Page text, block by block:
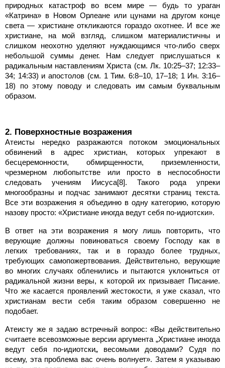
природных катастроф во всем мире — будь то ураган
«Катрина» в Новом Орлеане или цунами на другом конце
света — христиане откликаются гораздо охотнее. И все же
христиане, на мой взгляд, слишком материалистичны и
слишком неохотно уделяют нуждающимся что-либо сверх
небольшой суммы денег. Нам следует прислушаться к
радикальным наставлениям Христа (см. Лк. 10:25–37; 12:33–
34; 14:33) и апостолов (см. 1 Тим. 6:8–10, 17–18; 1 Ин. 3:16–
18) по этому поводу и следовать им самым буквальным
образом.
2. Поверхностные возражения
Атеисты нередко разражаются потоком эмоциональных
обвинений в адрес христиан, которых упрекают в
бесцеремонности, обмирщенности, приземленности,
чрезмерном любопытстве или просто в неспособности
следовать учениям Иисуса[8]. Такого рода упреки
многообразны и подчас занимают десятки страниц текста.
Все эти возражения я объединю в одну категорию, которую
назову просто: «Христиане иногда ведут себя по-идиотски».
В ответ на эти возражения я могу лишь повторить, что
верующие должны повиноваться своему Господу как в
легких требованиях, так и в гораздо более трудных,
требующих самопожертвования. Действительно, верующие
во многих случаях обленились и пытаются уклониться от
радикальной жизни веры, к которой их призывает Писание.
Что же касается проявлений жестокости, я уже сказал, что
христианам вести себя таким образом совершенно не
подобает.
Атеисту же я задаю встречный вопрос: «Вы действительно
считаете всевозможные версии аргумента „Христиане иногда
ведут себя по-идиотски„ весомыми доводами? Судя по
всему, эта проблема вас очень волнует». Затем я указываю